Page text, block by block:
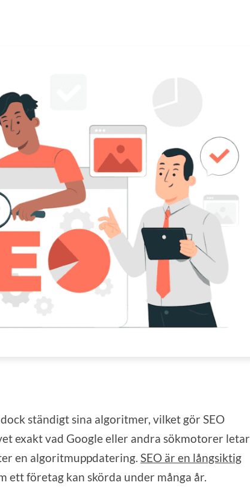
ständigt sina algoritmer, vilket gör SEO
exakt vad Google eller andra sökmotorer letar
en algoritmuppdatering.SEO är en långsiktig
ett företag kan skörda under många år.